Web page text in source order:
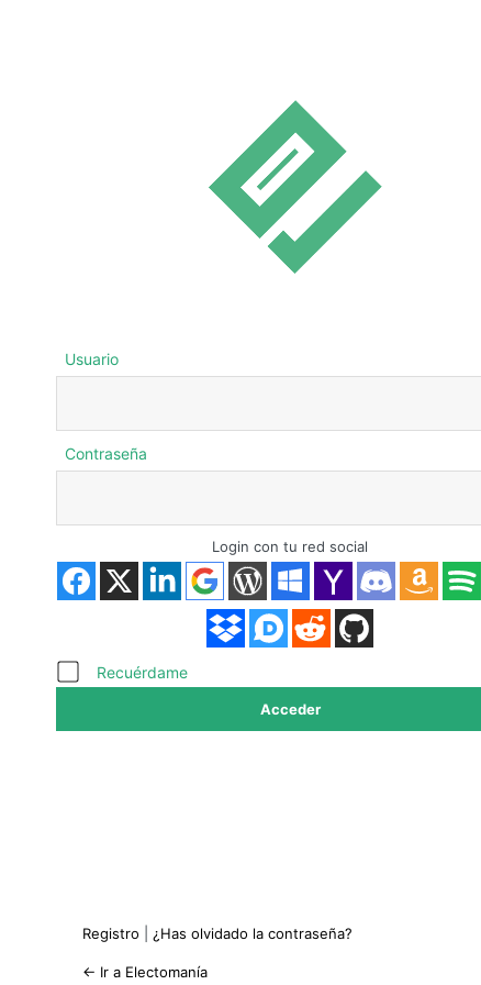
Acceder
Usuario
Contraseña
Login con tu red social
Recuérdame
Registro ¿Has olvidado la contraseña?
← Ir a Electomanía